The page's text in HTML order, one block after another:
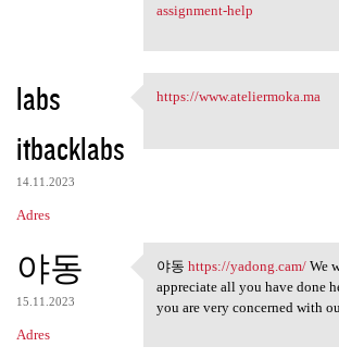
assignment-help
labs
itbacklabs
14.11.2023
Adres
https://
https://www.ateliermoka.ma
야동
15.11.2023
Adres
야동 https://
야동 https://yadong.cam/We
appreciate all you have done
you are very concerned with